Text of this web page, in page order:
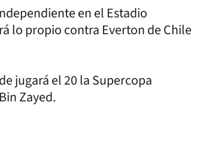
en el Estadio
lo propio contra Everton de Chile
jugará el 20 la Supercopa
Zayed.